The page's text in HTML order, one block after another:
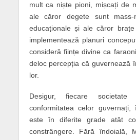
mult ca niște pioni, mișcați de
ale căror degete sunt mass-
educaționale și ale căror
implementează planuri
consideră ființe divine ca
deloc percepția că guvernează
lor.
Desigur, fiecare
conformitatea celor
este în diferite grade atât
constrângere. Fără îndoială,